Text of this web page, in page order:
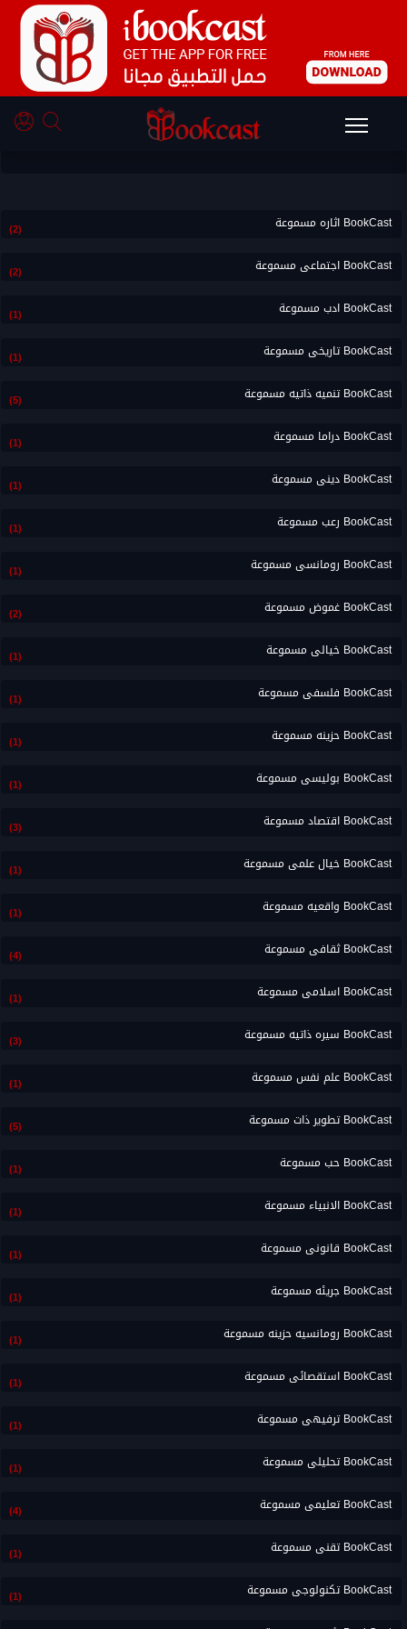
أحدث BookCast تحليلى
BookCast اثاره مسموعة (2)
BookCast اجتماعى مسموعة (2)
BookCast ادب مسموعة (1)
BookCast تاريخى مسموعة (1)
BookCast تنميه ذاتيه مسموعة (5)
BookCast دراما مسموعة (1)
BookCast دينى مسموعة (1)
BookCast رعب مسموعة (1)
BookCast رومانسى مسموعة (1)
BookCast غموض مسموعة (2)
BookCast خيالى مسموعة (1)
BookCast فلسفى مسموعة (1)
BookCast حزينه مسموعة (1)
BookCast بوليسى مسموعة (1)
BookCast اقتصاد مسموعة (3)
BookCast خيال علمى مسموعة (1)
BookCast واقعيه مسموعة (1)
BookCast ثقافى مسموعة (4)
BookCast اسلامى مسموعة (1)
BookCast سيره ذاتيه مسموعة (3)
BookCast علم نفس مسموعة (1)
BookCast تطوير ذات مسموعة (5)
BookCast حب مسموعة (1)
BookCast الانبياء مسموعة (1)
BookCast قانونى مسموعة (1)
BookCast جريئه مسموعة (1)
BookCast رومانسيه حزينه مسموعة (1)
BookCast استقصائى مسموعة (1)
BookCast ترفيهى مسموعة (1)
BookCast تحليلى مسموعة (1)
BookCast تعليمى مسموعة (4)
BookCast تقنى مسموعة (1)
BookCast تكنولوجى مسموعة (1)